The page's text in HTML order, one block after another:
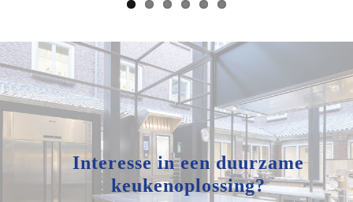
Interesse in een duurzame
keukenoplossing?